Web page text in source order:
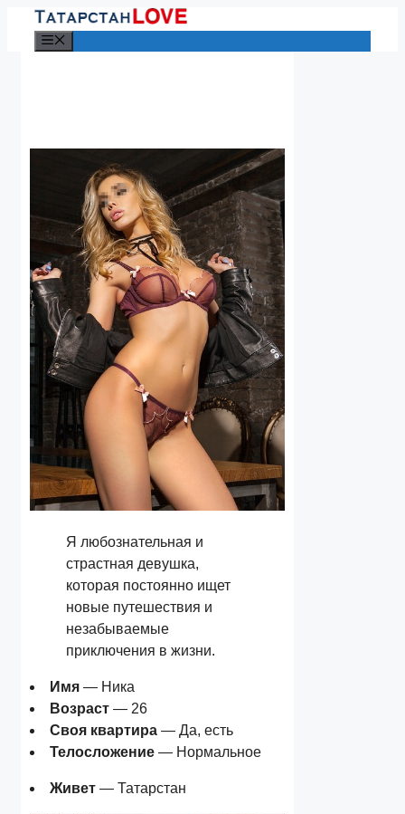
Перейти
Я любознательная и
страстная девушка,
которая постоянно ищет
новые путешествия и
незабываемые
приключения в жизни.
Имя — Ника
Возраст — 26
Своя квартира — Да, есть
Телосложение — Нормальное
Живет — Татарстан